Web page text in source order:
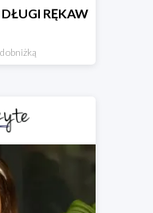
RĘKAW
obniżką